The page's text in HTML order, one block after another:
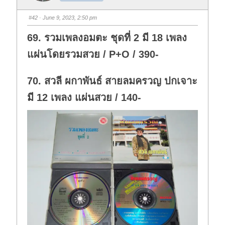
m
d
o
n
.
m
u
p
#42 · June 9, 2023, 2:50 pm
69. รวมเพลงอมตะ ชุดที่ 2 มี 18 เพลง
แผ่นโดยรวมสวย / P+O / 390-
70. สวลี ผกาพันธ์ สายลมครวญ ปกเจาะ
มี 12 เพลง แผ่นสวย / 140-